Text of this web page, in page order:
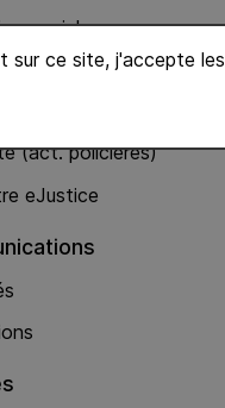
sur ce site, j'accepte les
sociale
(act. policières)
eJustice